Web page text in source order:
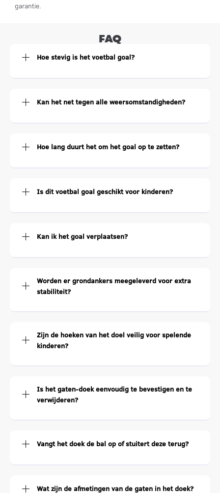
garantie.
FAQ
Hoe stevig is het voetbal goal?
Kan het net tegen alle weersomstandigheden?
Hoe lang duurt het om het goal op te zetten?
Is dit voetbal goal geschikt voor kinderen?
Kan ik het goal verplaatsen?
Worden er grondankers meegeleverd voor extra
stabiliteit?
Zijn de hoeken van het doel veilig voor spelende
kinderen?
Is het gaten-doek eenvoudig te bevestigen en te
verwijderen?
Vangt het doek de bal op of stuitert deze terug?
Wat zijn de afmetingen van de gaten in het doek?